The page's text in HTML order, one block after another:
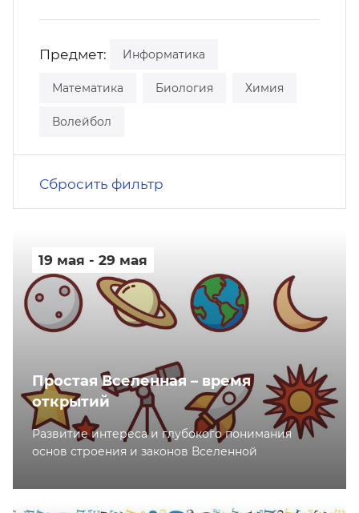
программы
Предмет: Информатика
Математика Биология Химия
Волейбол
Сбросить фильтр
19 мая - 29 мая
Простая Вселенная – время
открытий
Развитие интереса и глубокого понимания
основ строения и законов Вселенной